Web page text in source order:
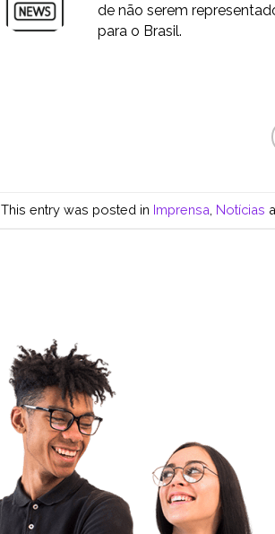
de não serem
para o Brasil.
This entry was posted in Imprensa Notícias